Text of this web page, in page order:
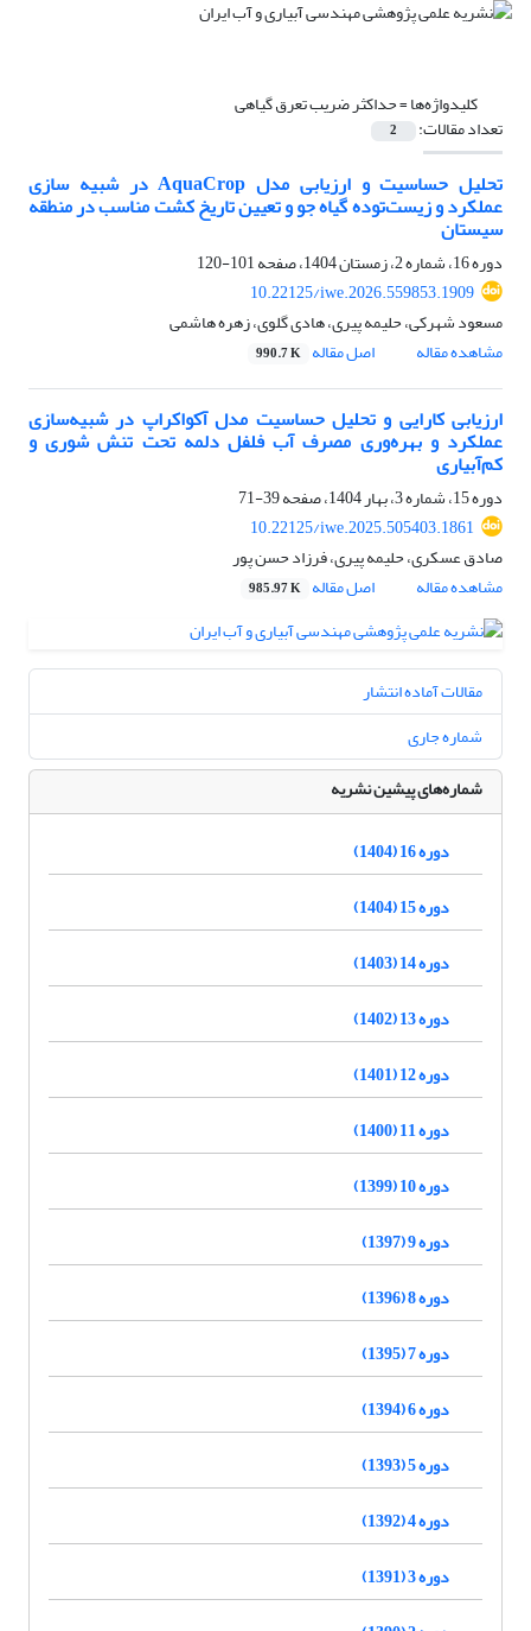
کلیدواژه‌ها =حداکثر ضریب تعرق گیاهی
تعداد مقالات: 2
تحلیل حساسیت و ارزیابی مدل AquaCrop در شبیه سازی
عملکرد و زیست‌توده گیاه جو و تعیین تاریخ کشت مناسب در منطقه
سیستان
دوره 16، شماره 2، زمستان 1404، صفحه
101-120
10.22125/iwe.2026.559853.1909
مسعود شهرکی، حلیمه پیری، هادی گلوی، زهره هاشمی
مشاهده مقاله
اصل مقاله 990.7 K
ارزیابی کارایی و تحلیل حساسیت مدل آکواکراپ در شبیه‌سازی
عملکرد و بهره‌وری مصرف آب فلفل دلمه تحت تنش شوری و
کم‌آبیاری
دوره 15، شماره 3، بهار 1404، صفحه
39-71
10.22125/iwe.2025.505403.1861
صادق عسکری، حلیمه پیری، فرزاد حسن پور
مشاهده مقاله
اصل مقاله 985.97 K
مقالات آماده انتشار
شماره جاری
شماره‌های پیشین نشریه
دوره 16 (1404)
دوره 15 (1404)
دوره 14 (1403)
دوره 13 (1402)
دوره 12 (1401)
دوره 11 (1400)
دوره 10 (1399)
دوره 9 (1397)
دوره 8 (1396)
دوره 7 (1395)
دوره 6 (1394)
دوره 5 (1393)
دوره 4 (1392)
دوره 3 (1391)